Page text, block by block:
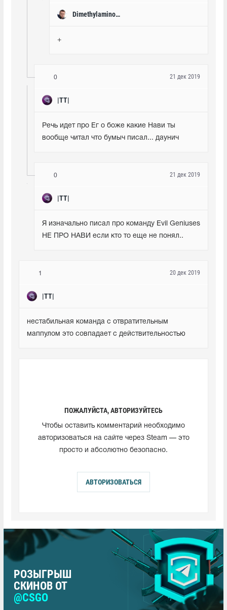
Dimethylaminobenzaldehyde
+
0
|TT|
21 дек 2019
Речь идет про Ег о боже какие Нави ты
вообще читал что бумыч писал... даунич
0
|TT|
21 дек 2019
Я изначально писал про команду Evil Geniuses
НЕ ПРО НАВИ если кто то еще не понял..
1
|TT|
20 дек 2019
нестабильная команда с отвратительным
маппулом это совпадает с действительностью
ПОЖАЛУЙСТА, АВТОРИЗУЙТЕСЬ
Чтобы оставить комментарий необходимо
авторизоваться на сайте через Steam — это
просто и абсолютно безопасно.
АВТОРИЗОВАТЬСЯ
РОЗЫГРЫШ
СКИНОВ ОТ
@CSGO